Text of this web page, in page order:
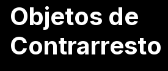
Objetos de
Contrarresto